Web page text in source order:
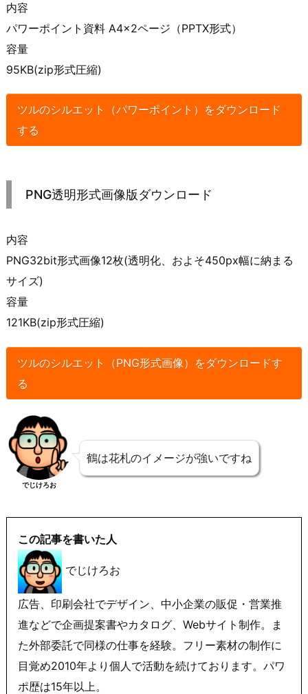
内容
パワーポイント資料 A4×2ページ（PPTX形式）
容量
95KB(zip形式圧縮)
ツルのシルエット（パワーポイント）をダウンロード
する
PNG透明形式画像版ダウンロード
内容
PNG32bit形式画像12枚(透明化、およそ450px幅に納まる
サイズ)
容量
121KB(zip形式圧縮)
ツルのシルエット（PNG形式画像）をダウンロードす
る
でじけろお
鶴は花札のイメージが強いですね
この記事を書いた人
でじけろお
広告、印刷会社でデザイン、中小企業の販促・営業推
進などで企画提案書やカタログ、Webサイト制作。ま
た外部委託で同様の仕事を経験。フリー素材の制作に
目覚め2010年より個人で活動を続けております。パワ
ポ歴は15年以上。